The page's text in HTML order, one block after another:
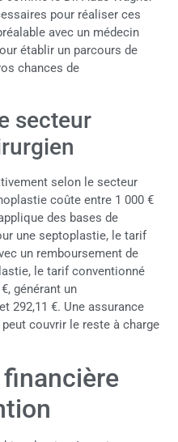
pour réaliser ces
avec un médecin
établir un parcours de
chances de
secteur
selon le secteur
coûte entre 1 000 €
des bases de
une septoplastie, le tarif
un remboursement de
le tarif conventionné
générant un
292,11 €. Une assurance
couvrir le reste à charge